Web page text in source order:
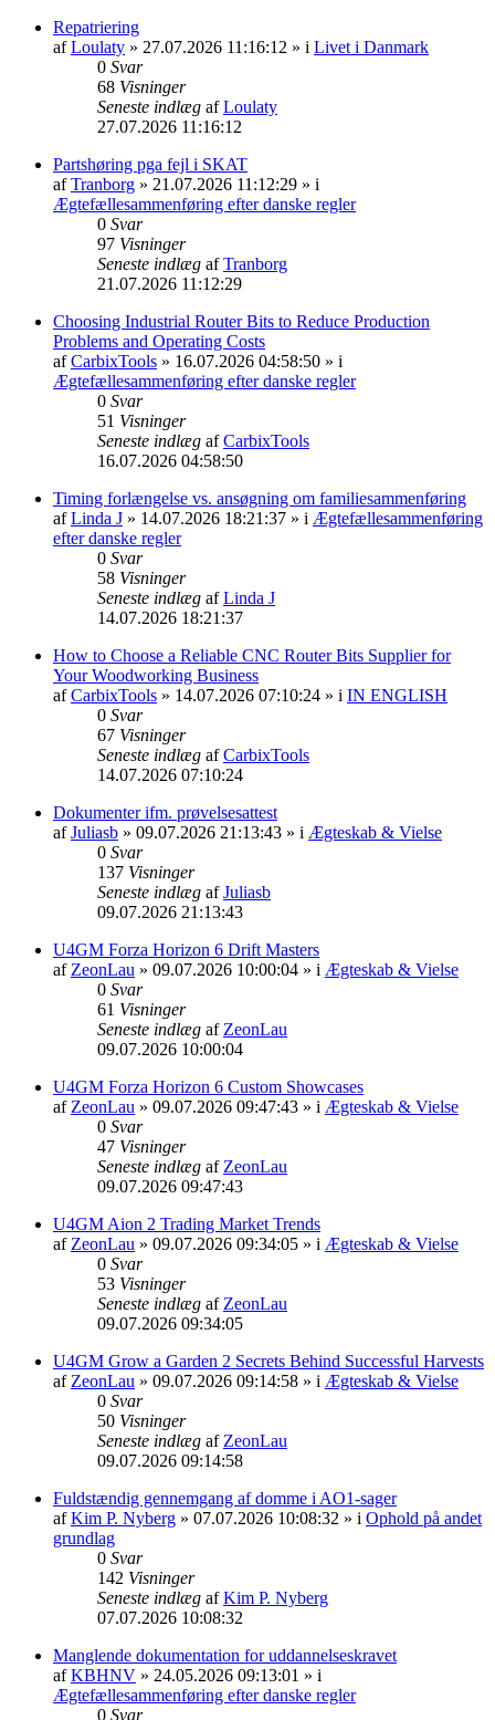
Repatriering
afLoulaty » 27.07.2026 11:16:12 » i Livet i Danmark
0 Svar
68 Visninger
Seneste indlæg afLoulaty
27.07.2026 11:16:12
Partshøring pga fejl i SKAT
afTranborg » 21.07.2026 11:12:29 » i
Ægtefællesammenføring efter danske regler
0 Svar
97 Visninger
Seneste indlæg afTranborg
21.07.2026 11:12:29
Choosing Industrial Router Bits to Reduce Production
Problems and Operating Costs
afCarbixTools » 16.07.2026 04:58:50 » i
Ægtefællesammenføring efter danske regler
0 Svar
51 Visninger
Seneste indlæg afCarbixTools
16.07.2026 04:58:50
Timing forlængelse vs. ansøgning om familiesammenføring
afLinda J » 14.07.2026 18:21:37 » i Ægtefællesammenføring
efter danske regler
0 Svar
58 Visninger
Seneste indlæg afLinda J
14.07.2026 18:21:37
How to Choose a Reliable CNC Router Bits Supplier for
Your Woodworking Business
afCarbixTools » 14.07.2026 07:10:24 » i IN ENGLISH
0 Svar
67 Visninger
Seneste indlæg afCarbixTools
14.07.2026 07:10:24
Dokumenter ifm. prøvelsesattest
afJuliasb » 09.07.2026 21:13:43 » i Ægteskab & Vielse
0 Svar
137 Visninger
Seneste indlæg afJuliasb
09.07.2026 21:13:43
U4GM Forza Horizon 6 Drift Masters
af ZeonLau » 09.07.2026 10:00:04 » i Ægteskab & Vielse
0 Svar
61 Visninger
Seneste indlæg af ZeonLau
09.07.2026 10:00:04
U4GM Forza Horizon 6 Custom Showcases
af ZeonLau » 09.07.2026 09:47:43 » i Ægteskab & Vielse
0 Svar
47 Visninger
Seneste indlæg af ZeonLau
09.07.2026 09:47:43
U4GM Aion 2 Trading Market Trends
af ZeonLau » 09.07.2026 09:34:05 » i Ægteskab & Vielse
0 Svar
53 Visninger
Seneste indlæg af ZeonLau
09.07.2026 09:34:05
U4GM Grow a Garden 2 Secrets Behind Successful Harvests
af ZeonLau » 09.07.2026 09:14:58 » i Ægteskab & Vielse
0 Svar
50 Visninger
Seneste indlæg af ZeonLau
09.07.2026 09:14:58
Fuldstændig gennemgang af domme i AO1-sager
afKim P. Nyberg » 07.07.2026 10:08:32 » i Ophold på andet
grundlag
0 Svar
142 Visninger
Seneste indlæg afKim P. Nyberg
07.07.2026 10:08:32
Manglende dokumentation for uddannelseskravet
afKBHNV » 24.05.2026 09:13:01 » i
Ægtefællesammenføring efter danske regler
0 Svar